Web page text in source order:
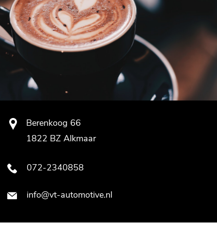
Berenkoog 66
1822 BZ Alkmaar
072-2340858
info@vt-automotive.nl